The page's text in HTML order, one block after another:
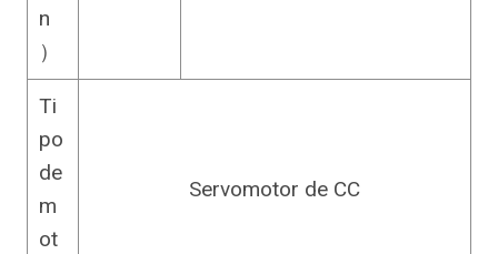
n
）
Ti
po
de
m
ot
Servomotor de CC